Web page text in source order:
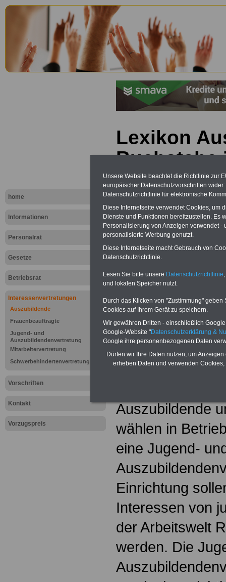
home
Informationen
Personalrat
Gesetze
Betriebsrat
Interessenvertretungen
Auszubildende
Frauenbeauftragte
Jugend- und
Auszubildendenvertretung
Mitarbeitervertretung
Schwerbehindertenvertretung
Vorschriften
Kontakt
Vorzugspreis
Lexikon
Buchstabe
neuer Artikel
Lexikon
Auszubildende
wählen in
eine Jugend-
Einrichtung
Interessen von
der Arbeitswelt
werden. Die
Unsere Website beachtet die Richtlinie zur
europäischer Datenschutzvorschriften
Datenschutzrichtlinie für elektronische
Diese Internetseite verwendet Cookies, um
Dienste und Funktionen bereitzustellen. Es
Personalisierung von Anzeigen verwendet
personalisierte Werbung genutzt.
Diese Internetseite macht Gebrauch von
Datenschutzrichtlinie.
Lesen Sie bitte unsere Datenschutzrichtlinie
und lokalen Speicher nutzt.
Durch das Klicken von "Zustimmung"
Cookies auf Ihrem Gerät zu speichern.
Wir gewähren Dritten - einschließlich
Google-Website "Datenschutzerklärung &
Google ihre personenbezogenen Daten
Dürfen wir Ihre Daten nutzen, um
erheben Daten und verwenden